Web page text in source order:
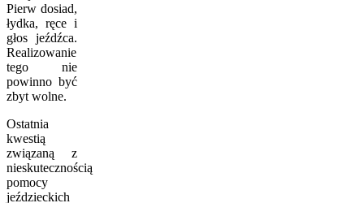
Pierw dosiad,
łydka, ręce i
głos jeźdźca.
Realizowanie
tego nie
powinno być
zbyt wolne.
Ostatnia
kwestią
związaną z
nieskutecznością
pomocy
jeździeckich